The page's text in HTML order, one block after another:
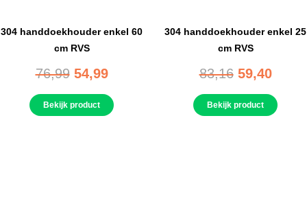
304 handdoekhouder enkel 60
cm RVS
76,99 54,99
Bekijk product
304 handdoekhouder enkel 25
cm RVS
83,16 59,40
Bekijk product